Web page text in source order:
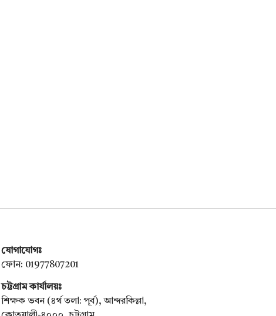
যোগাযোগঃ
ফোন: 01977807201
চট্টগ্রাম কার্যালয়ঃ
শিক্ষক ভবন (৪র্থ তলা: পূর্ব), আন্দরকিল্লা,